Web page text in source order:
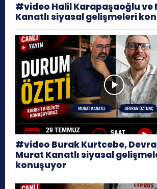
#video Halil Karapaşaoğlu ve
Kanatlı siyasal gelişmeleri
#video Burak Kurtcebe,
Murat Kanatlı siyasal
konuşuyor